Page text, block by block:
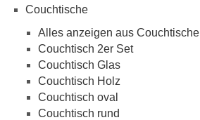
Couchtische
Alles anzeigen aus Couchtische
Couchtisch 2er Set
Couchtisch Glas
Couchtisch Holz
Couchtisch oval
Couchtisch rund